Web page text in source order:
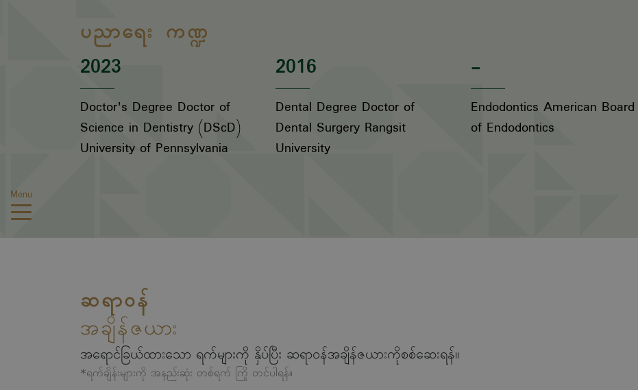
Menu
ပညာရေး ကဏ္ဍ
2023
Doctor's Degree Doctor of
Science in Dentistry (DScD)
University of Pennsylvania
2016
Dental Degree Doctor of
Dental Surgery Rangsit
University
-
Endodontics American Board
of Endodontics
ဆရာဝန်
အချိန်ဇယား
အရောင်ခြယ်ထားသော ရက်များကို နှိပ်ပြီး ဆရာဝန်အချိန်ဇယားကိုစစ်ဆေးရန်။
*ရက်ချိန်းများကို အနည်းဆုံး တစ်ရက် ကြို တင်ပါရန်။